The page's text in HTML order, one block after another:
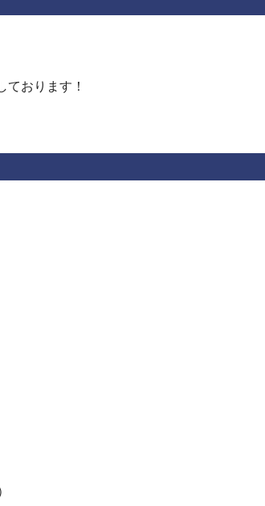
おります！